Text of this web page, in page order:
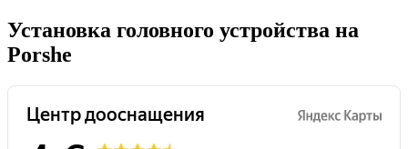
Установка головного устройства на
Porshe